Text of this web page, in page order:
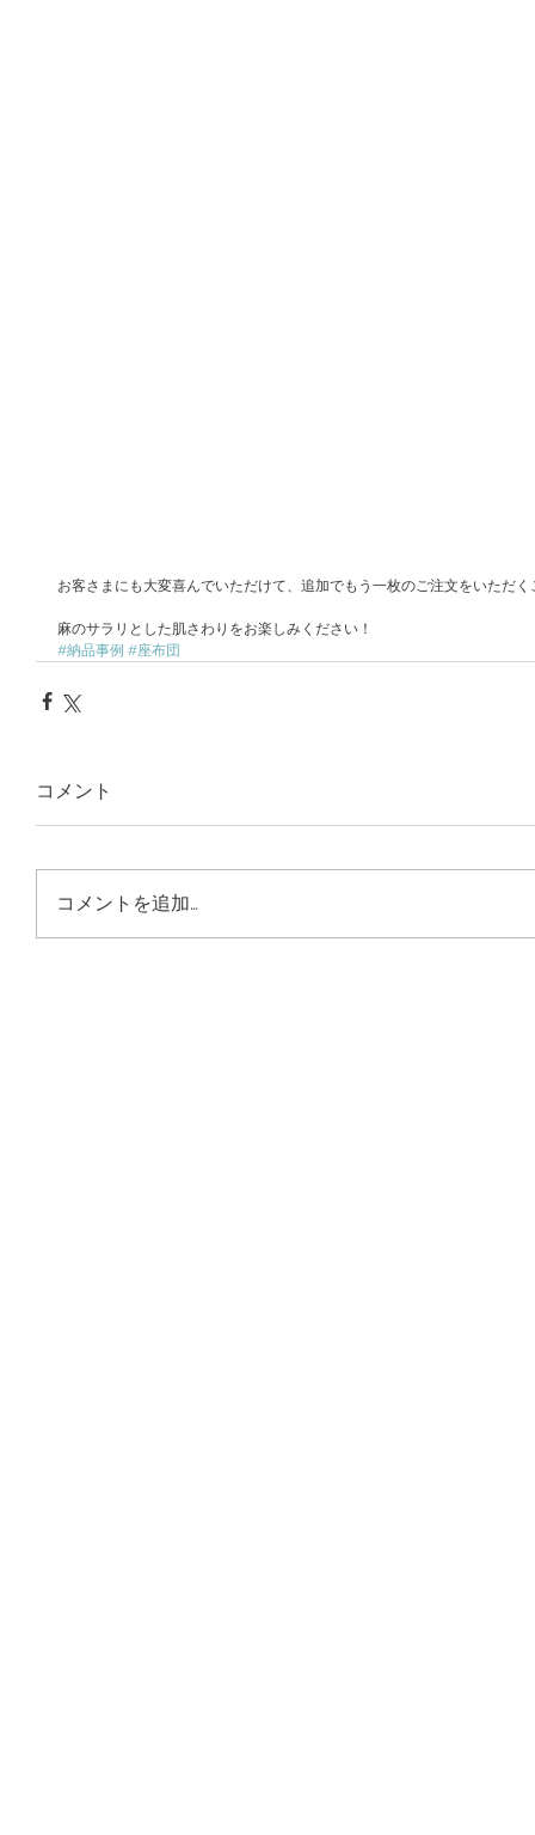
お客さまにも大変喜んでいただけて、追加でもう一枚のご注文をいただ
麻のサラリとした肌さわりをお楽しみください！
#納品事例 #座布団
コメント
コメントを追加…